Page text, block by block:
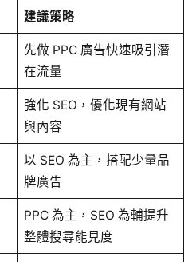
建議策略
先做 PPC 廣告快速吸引潛
在流量
強化 SEO，優化現有網站
與內容
以 SEO 為主，搭配少量品
牌廣告
PPC 為主，SEO 為輔提升
整體搜尋能見度